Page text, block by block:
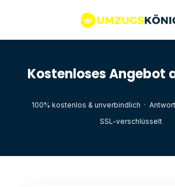
Kostenloses Angebot
100% kostenlos & unverbindlich ·
SSL-verschlüsselt